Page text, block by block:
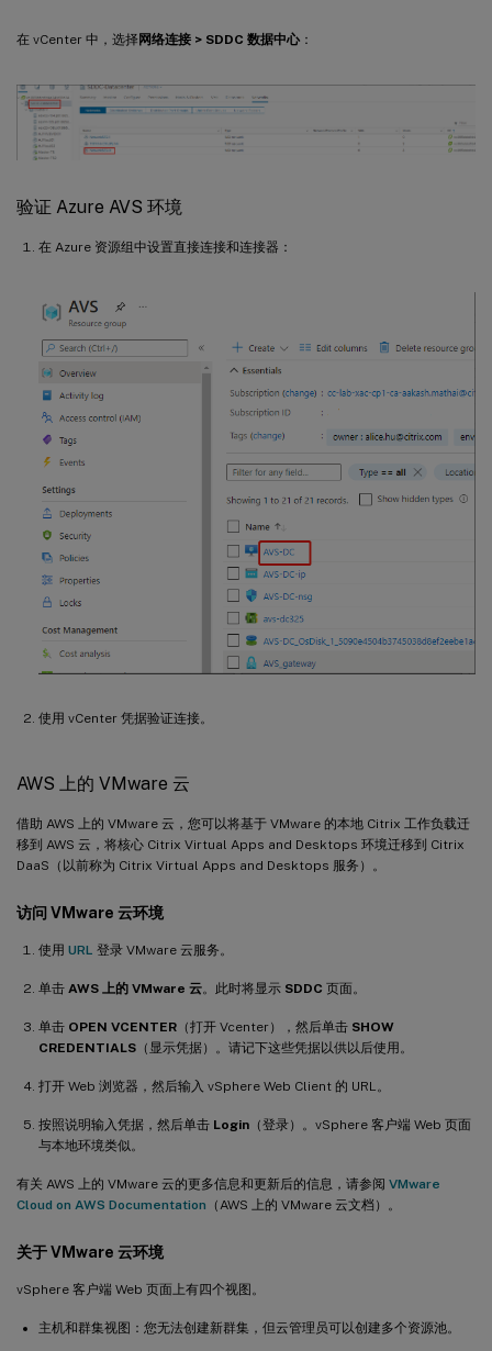
在 vCenter 中，选择网络连接 > SDDC 数据中心 ：
验证 Azure AVS 环境
在 Azure 资源组中设置直接连接和连接器：
使用 vCenter 凭据验证连接。
AWS 上的 VMware 云
借助 AWS 上的 VMware 云，您可以将基于 VMware 的本地 Citrix 工作负载迁
移到 AWS 云，将核心 Citrix Virtual Apps and Desktops 环境迁移到 Citrix
DaaS（以前称为 Citrix Virtual Apps and Desktops 服务）。
访问 VMware 云环境
使用 URL 登录 VMware 云服务。
单击 AWS 上的 VMware 云。此时将显示 SDDC 页面。
单击 OPEN VCENTER （打开 Vcenter），然后单击 SHOW
CREDENTIALS （显示凭据）。请记下这些凭据以供以后使用。
打开 Web 浏览器，然后输入 vSphere Web Client 的 URL。
按照说明输入凭据，然后单击 Login （登录）。vSphere 客户端 Web 页面
与本地环境类似。
有关 AWS 上的 VMware 云的更多信息和更新后的信息，请参阅 VMware
Cloud on AWS Documentation （AWS 上的 VMware 云文档）。
关于 VMware 云环境
vSphere 客户端 Web 页面上有四个视图。
主机和群集视图：您无法创建新群集，但云管理员可以创建多个资源池。